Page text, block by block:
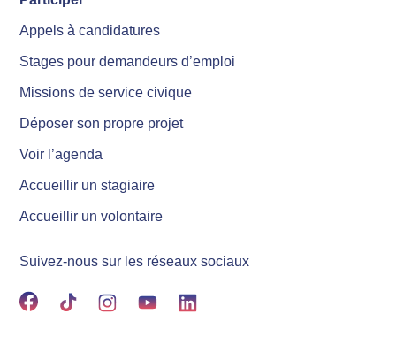
Appels à candidatures
Stages pour demandeurs d’emploi
Missions de service civique
Déposer son propre projet
Voir l’agenda
Accueillir un stagiaire
Accueillir un volontaire
Suivez-nous sur les réseaux sociaux